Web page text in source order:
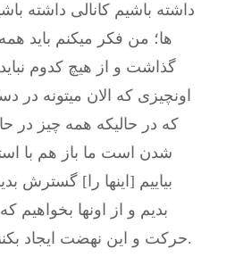
داشته باشیم کانالی داشته
ها؛ من فکر میکنم باید
گذاشت و از هیچ کدوم
اونچیزی که الان میتونه
که در حالیکه همه چیز در
شدن است ما باز هم با
بیاییم [اینها را] گسترش
بدیم و از اونها بخواهیم
حرکت و این نهضت ایجاد بکنند برای اطلاع رسانی.